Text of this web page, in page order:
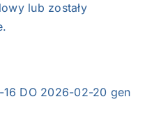
lub zostały
16 DO 2026-02-20 gen